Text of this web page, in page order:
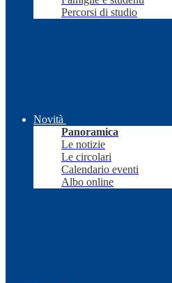
Percorsi di studio
Novità
Panoramica
Le notizie
Le circolari
Calendario eventi
Albo online